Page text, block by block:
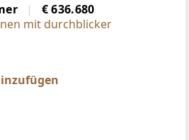
€ 636.680
mit durchblicker